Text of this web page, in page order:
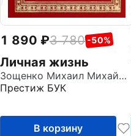
1 890 3 780 -50%
Личная жизнь
Зощенко Михаил Михайлович
Престиж БУК
В корзину